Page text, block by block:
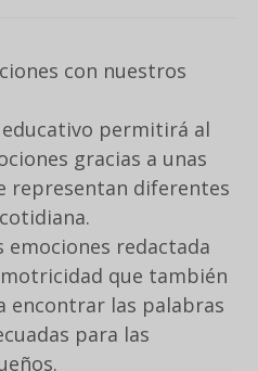
con nuestros
permitirá al
gracias a unas
representan diferentes
emociones redactada
que también
encontrar las palabras
para las